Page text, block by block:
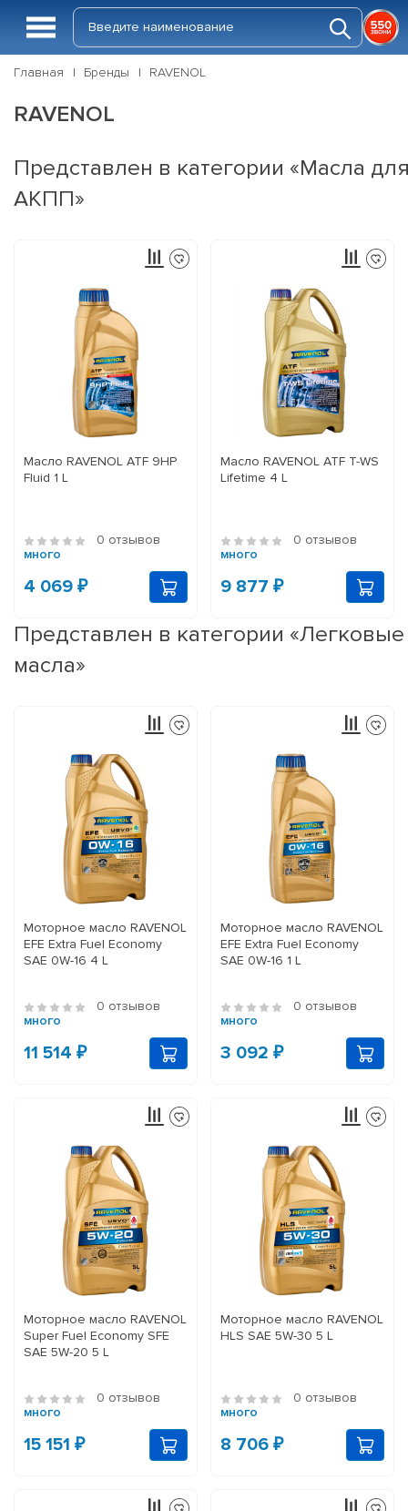
Главная Бренды RAVENOL
RAVENOL
Представлен в категории «Масла
АКПП»
Масло RAVENOL ATF 9HP
Fluid 1 L
0 отзывов
много
4 069 ₽
Масло RAVENOL ATF T-WS
Lifetime 4 L
0 отзывов
много
9 877 ₽
Представлен в категории «Легковые
масла»
Моторное масло RAVENOL
EFE Extra Fuel Economy
SAE 0W-16 4 L
0 отзывов
много
11 514 ₽
Моторное масло RAVENOL
EFE Extra Fuel Economy
SAE 0W-16 1 L
0 отзывов
много
3 092 ₽
Моторное масло RAVENOL
Super Fuel Economy SFE
SAE 5W-20 5 L
0 отзывов
много
15 151 ₽
Моторное масло RAVENOL
HLS SAE 5W-30 5 L
0 отзывов
много
8 706 ₽